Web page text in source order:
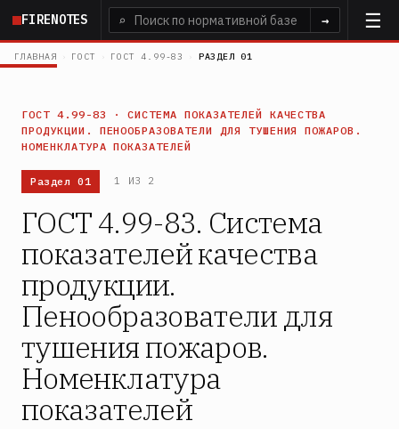
Перейти
основному
FIRENOTES ⌕ →
ГЛАВНАЯ › ГОСТ › ГОСТ 4.99-83 › РАЗДЕЛ 01
ГОСТ 4.99-83 · СИСТЕМА ПОКАЗАТЕЛЕЙ КАЧЕСТВА
ПРОДУКЦИИ. ПЕНООБРАЗОВАТЕЛИ ДЛЯ ТУШЕНИЯ ПОЖАРОВ.
НОМЕНКЛАТУРА ПОКАЗАТЕЛЕЙ
Раздел 01 1 ИЗ 2
ГОСТ 4.99-83. Система
показателей качества
продукции.
Пенообразователи для
тушения пожаров.
Номенклатура
показателей